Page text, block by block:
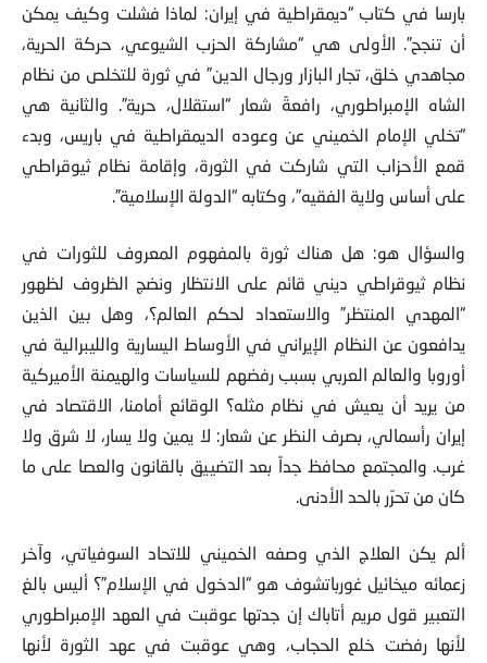
بارسا في كتاب “ديمقراطية في إيران: لماذا فشلت وكيف يمكن
أن تنجح”. الأولى هي “مشاركة الحزب الشيوعي، حركة الحرية،
مجاهدي خلق، تجار البازار ورجال الدين” في ثورة للتخلص من نظام
الشاه الإمبراطوري، رافعةً شعار “استقلال، حرية”. والثانية هي
“تخلي الإمام الخميني عن وعوده الديمقراطية في باريس، وبدء
قمع الأحزاب التي شاركت في الثورة، وإقامة نظام ثيوقراطي
على أساس ولاية الفقيه”، وكتابه “الدولة الإسلامية”.
والسؤال هو: هل هناك ثورة بالمفهوم المعروف للثورات في
نظام ثيوقراطي ديني قائم على الانتظار ونضج الظروف لظهور
“المهدي المنتظر” والاستعداد لحكم العالم؟، وهل بين الذين
يدافعون عن النظام الإيراني في الأوساط اليسارية والليبرالية في
أوروبا والعالم العربي بسبب رفضهم للسياسات والهيمنة الأميركية
من يريد أن يعيش في نظام مثله؟ الوقائع أمامنا، الاقتصاد في
إيران رأسمالي، بصرف النظر عن شعار: لا يمين ولا يسار، لا شرق ولا
غرب. والمجتمع محافظ جداً بعد التضييق بالقانون والعصا على ما
كان من تحرّر بالحد الأدنى.
ألم يكن العلاج الذي وصفه الخميني للاتحاد السوفياتي، وآخر
زعمائه ميخائيل غورباتشوف هو “الدخول في الإسلام”؟ أليس بالغ
التعبير قول مريم أتاباك إن جدتها عوقبت في العهد الإمبراطوري
لأنها رفضت خلع الحجاب، وهي عوقبت في عهد الثورة لأنها